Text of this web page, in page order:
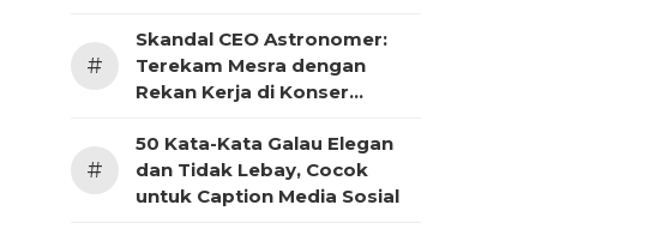
#
Skandal CEO Astronomer:
Terekam Mesra dengan
Rekan Kerja di Konser
#
50 Kata-Kata Galau Elegan
dan Tidak Lebay, Cocok
untuk Caption Media Sosial